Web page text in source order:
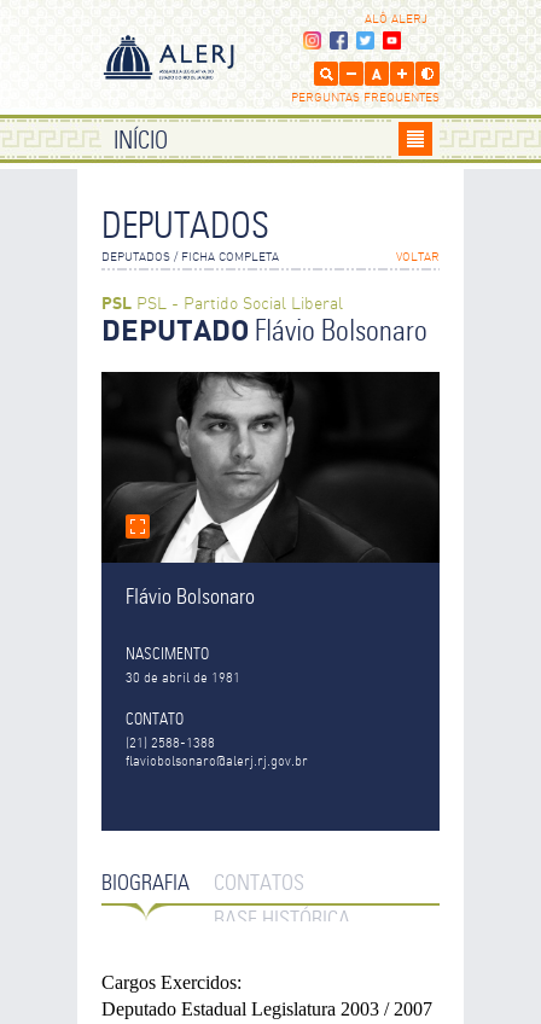
ALÔ ALERJ
PERGUNTAS FREQUENTES
INÍCIO
DEPUTADOS
DEPUTADOS / FICHA COMPLETA VOLTAR
PSL PSL - Partido Social Liberal
DEPUTADO Flávio Bolsonaro
Flávio Bolsonaro
NASCIMENTO
30 de abril de 1981
CONTATO
(21) 2588-1388
flaviobolsonaro@alerj.rj.gov.br
BIOGRAFIA
CONTATOS
BASE HISTÓRICA
Cargos Exercidos:
Deputado Estadual Legislatura 2003 / 2007